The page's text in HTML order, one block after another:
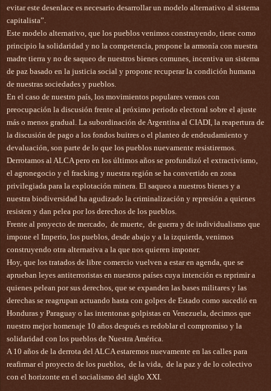
evitar este desenlace es necesario desarrollar un modelo alternativo al sistema
capitalista”.
Este modelo alternativo, que los pueblos venimos construyendo, tiene como
principio la solidaridad y no la competencia, propone la armonía con nuestra
madre tierra y no de saqueo de nuestros bienes comunes, incentiva un sistema
de paz basado en la justicia social y propone recuperar la condición humana
de nuestras sociedades y pueblos.
En el caso de nuestro país, los movimientos populares vemos con
preocupación la discusión frente al próximo periodo electoral sobre el ajuste
más o menos gradual. La subordinación de Argentina al CIADI, la reapertura de
la discusión de pago a los fondos buitres o el planteo de endeudamiento y
devaluación, son parte de lo que los pueblos nuevamente resistiremos.
Derrotamos al ALCA pero en los últimos años se profundizó el extractivismo,
el agronegocio y el fracking y nuestra región se ha convertido en zona
privilegiada para la explotación minera. El saqueo a nuestros bienes y a
nuestra biodiversidad ha agudizado la criminalización y represión a quienes
resisten y dan pelea por los derechos de los pueblos.
Frente al proyecto de mercado,  de muerte,  de guerra y de individualismo que
impone el Imperio, los pueblos, desde abajo y a la izquierda, venimos
construyendo otra alternativa a la que nos quieren imponer.
Hoy, que los tratados de libre comercio vuelven a estar en agenda, que se
aprueban leyes antiterroristas en nuestros países cuya intención es reprimir a
quienes pelean por sus derechos, que se expanden las bases militares y las
derechas se reagrupan actuando hasta con golpes de Estado como sucedió en
Honduras y Paraguay o las intentonas golpistas en Venezuela, decimos que
nuestro mejor homenaje 10 años después es redoblar el compromiso y la
solidaridad con los pueblos de Nuestra América.
A 10 años de la derrota del ALCA estaremos nuevamente en las calles para
reafirmar el proyecto de los pueblos,  de la vida,  de la paz y de lo colectivo
con el horizonte en el socialismo del siglo XXI.